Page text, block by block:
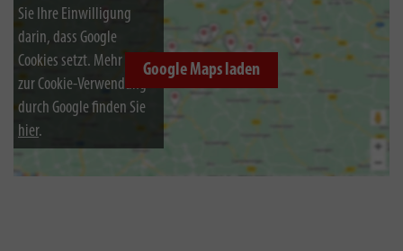
Sie Ihre Einwilligung
darin, dass Google
Cookies setzt. Mehr Infos
zur Cookie-Verwendung
durch Google finden Sie
hier.
Google Maps laden